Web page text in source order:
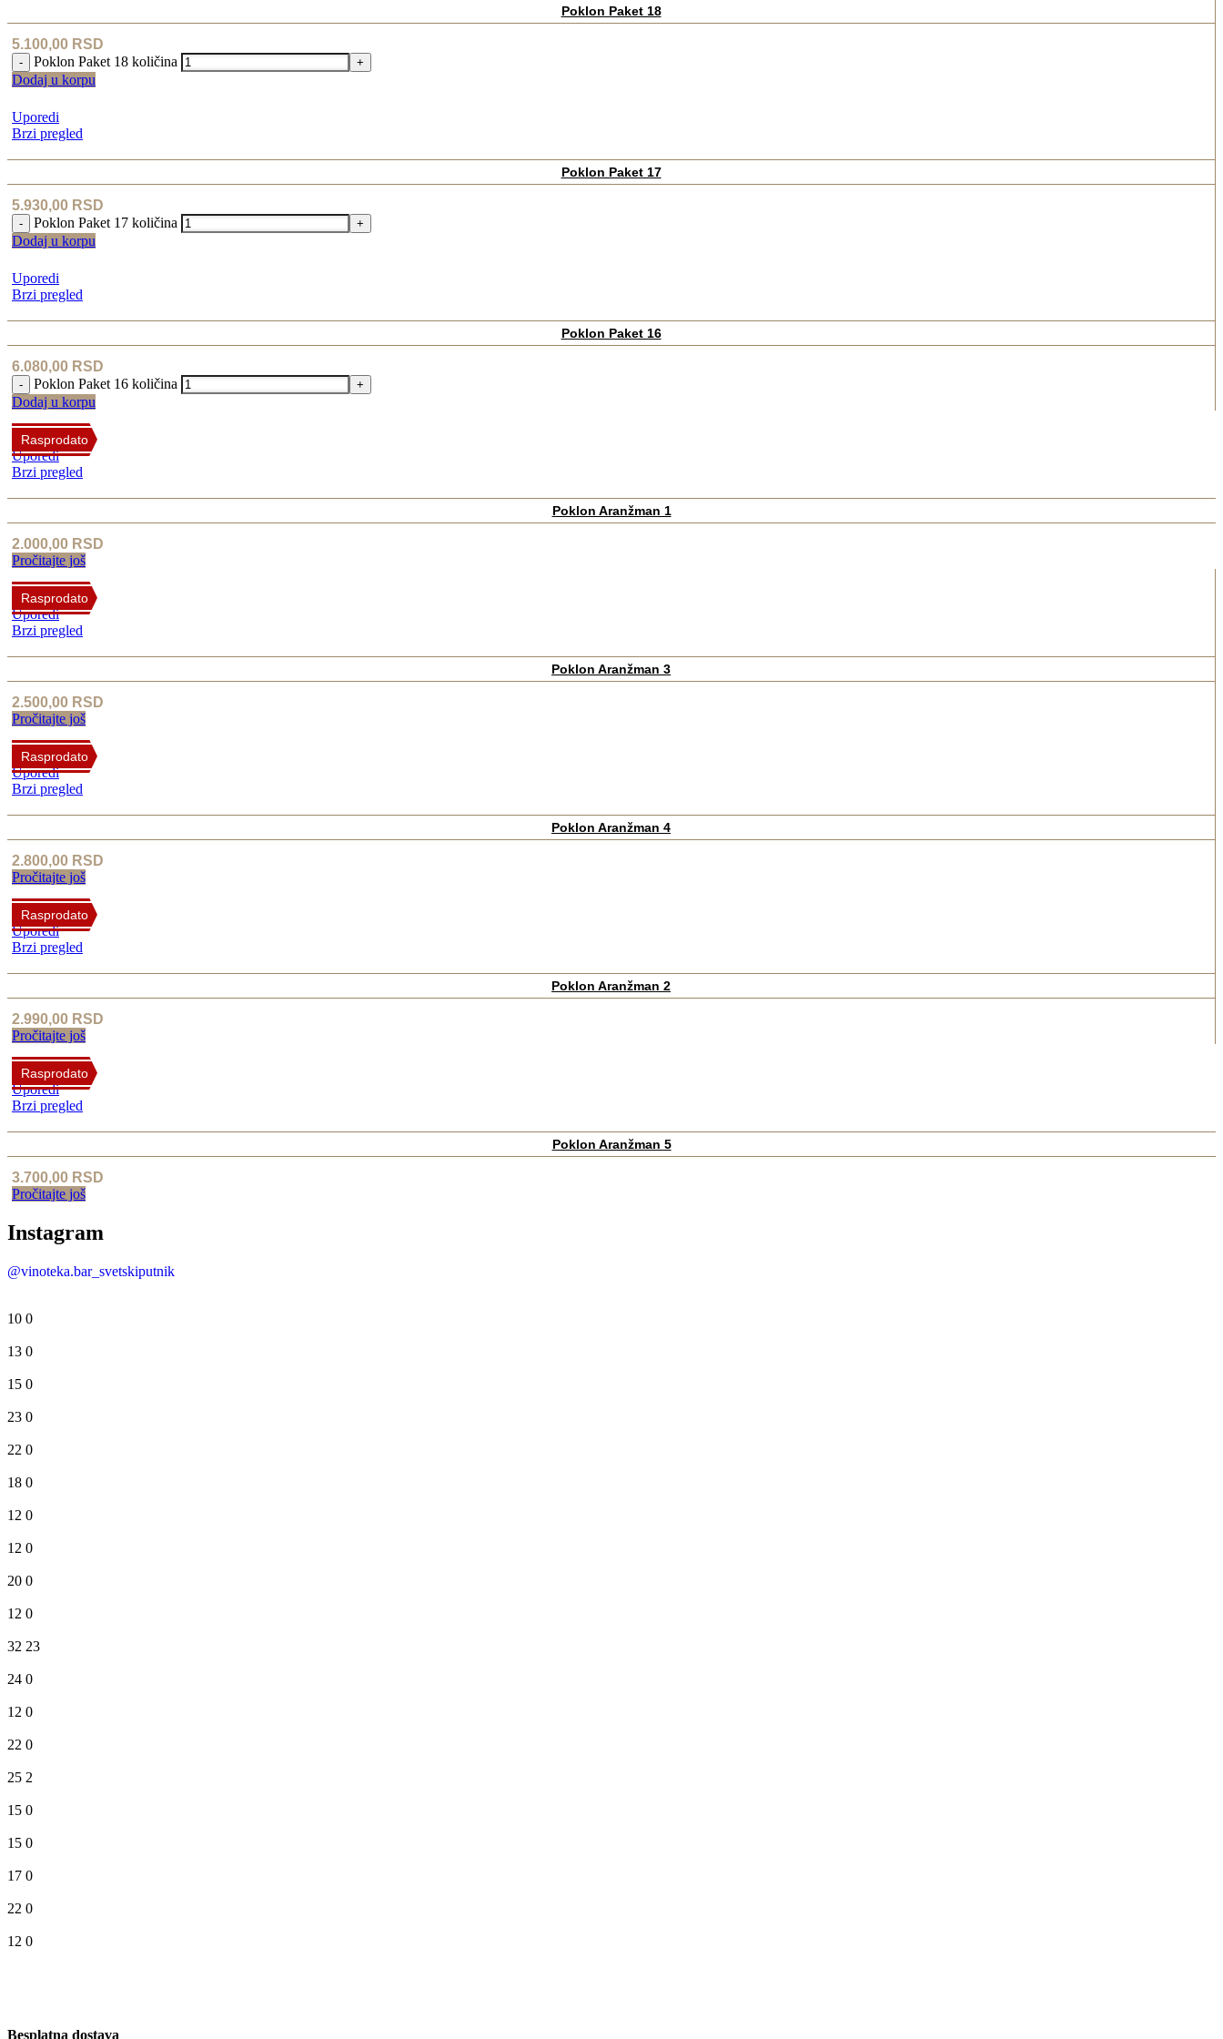
Poklon Paket 18
5.100,00 RSD
- Poklon Paket 18 količina +
Dodaj u korpu
Uporedi
Brzi pregled
Poklon Paket 17
5.930,00 RSD
- Poklon Paket 17 količina +
Dodaj u korpu
Uporedi
Brzi pregled
Poklon Paket 16
6.080,00 RSD
- Poklon Paket 16 količina +
Dodaj u korpu
Rasprodato
Uporedi
Brzi pregled
Poklon Aranžman 1
2.000,00 RSD
Pročitajte još
Rasprodato
Uporedi
Brzi pregled
Poklon Aranžman 3
2.500,00 RSD
Pročitajte još
Rasprodato
Uporedi
Brzi pregled
Poklon Aranžman 4
2.800,00 RSD
Pročitajte još
Rasprodato
Uporedi
Brzi pregled
Poklon Aranžman 2
2.990,00 RSD
Pročitajte još
Rasprodato
Uporedi
Brzi pregled
Poklon Aranžman 5
3.700,00 RSD
Pročitajte još
Instagram
@vinoteka.bar_svetskiputnik
10 0
13 0
15 0
23 0
22 0
18 0
12 0
12 0
20 0
12 0
32 23
24 0
12 0
22 0
25 2
15 0
15 0
17 0
22 0
12 0
Besplatna dostava